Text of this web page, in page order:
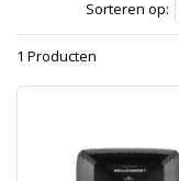
Sorteren op:
1 Producten